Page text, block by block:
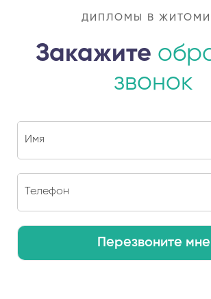
ДИПЛОМЫ В
Закажите
звонок
Перезвоните мне